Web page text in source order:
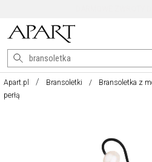
Apart.pl Bransoletki
Bransoletka z
perłą